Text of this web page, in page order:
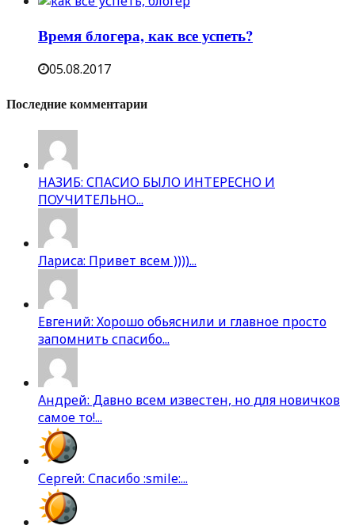
Время блогера, как все успеть?
05.08.2017
Последние комментарии
НАЗИБ: СПАСИО БЫЛО ИНТЕРЕСНО И
ПОУЧИТЕЛЬНО...
Лариса: Привет всем ))))...
Евгений: Хорошо обьяснили и главное просто
запомнить спасибо...
Андрей: Давно всем известен, но для новичков
самое то!...
Сергей: Спасибо :smile:...